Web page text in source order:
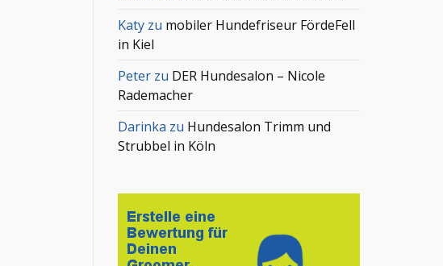
Katy zu mobiler Hundefriseur FördeFell
in Kiel
Peter zu DER Hundesalon – Nicole
Rademacher
Darinka zu Hundesalon Trimm und
Strubbel in Köln